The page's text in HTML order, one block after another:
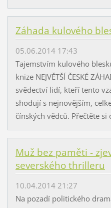
Záhada kulového
05.06.2014 17:43
Tajemstvím kulového
knize NEJVĚTŠÍ ČESKÉ
svědectví lidí, kteří tento
shodují s nejnovějším,
čínských vědců. Přečtěte
Muž bez paměti -
severského thrilleru
10.04.2014 21:27
Na pozadí politického